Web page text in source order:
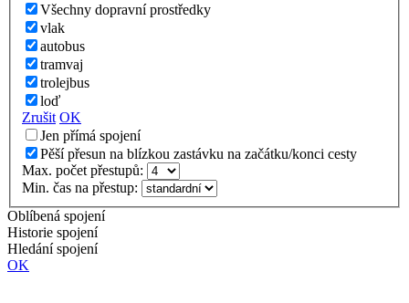
Všechny dopravní prostředky
vlak
autobus
tramvaj
trolejbus
loď
Zrušit OK
Jen přímá spojení
Pěší přesun na blízkou zastávku na začátku/konci cesty
Max. počet přestupů:
Min. čas na přestup:
Oblíbená spojení
Historie spojení
Hledání spojení
OK